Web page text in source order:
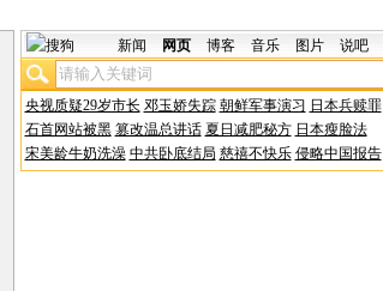
新闻 网页 博客 音乐 图片 说吧
央视质疑29岁市长 邓玉娇失踪 朝鲜军事演习 日本兵赎罪
石首网站被黑 篡改温总讲话 夏日减肥秘方 日本瘦脸法
宋美龄牛奶洗澡 中共卧底结局 慈禧不快乐 侵略中国报告